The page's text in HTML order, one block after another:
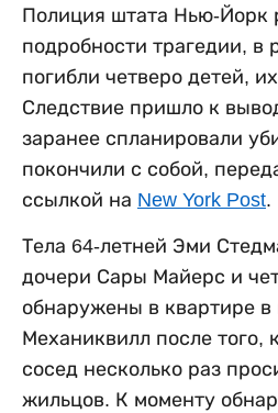
Полиция штата Нью-Йорк
подробности трагедии, в
погибли четверо детей,
Следствие пришло к
заранее спланировали
покончили с собой,
ссылкой на New York Post.
Тела 64-летней Эми
дочери Сары Майерс и
обнаружены в квартире в
Механиквилл после того,
сосед несколько раз
жильцов. К моменту